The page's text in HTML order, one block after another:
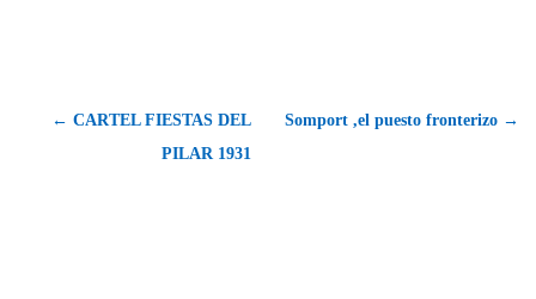
← CARTEL FIESTAS DEL
PILAR 1931
Somport ,el puesto fronterizo →